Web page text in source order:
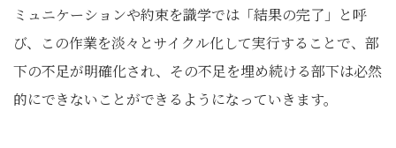
ミュニケーションや約束を識学では「結果の完了」と呼
び、この作業を淡々とサイクル化して実行することで、部
下の不足が明確化され、その不足を埋め続ける部下は必然
的にできないことができるようになっていきます。